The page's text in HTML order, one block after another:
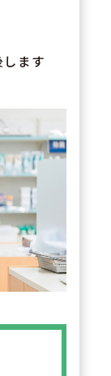
ます